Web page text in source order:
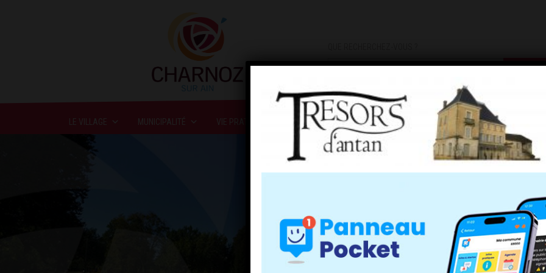
LE VILLAGE MUNICIPALITÉ VIE PRATIQUE DEMARCHES INFOS PRATIQUES INSCRIPTIONS INFOS/